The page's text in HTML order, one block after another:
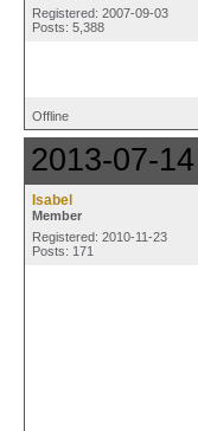
Registered: 2007-09-03
Posts: 5,388
Offline
2013-07-
Isabel
Member
Registered: 2010-11-23
Posts: 171